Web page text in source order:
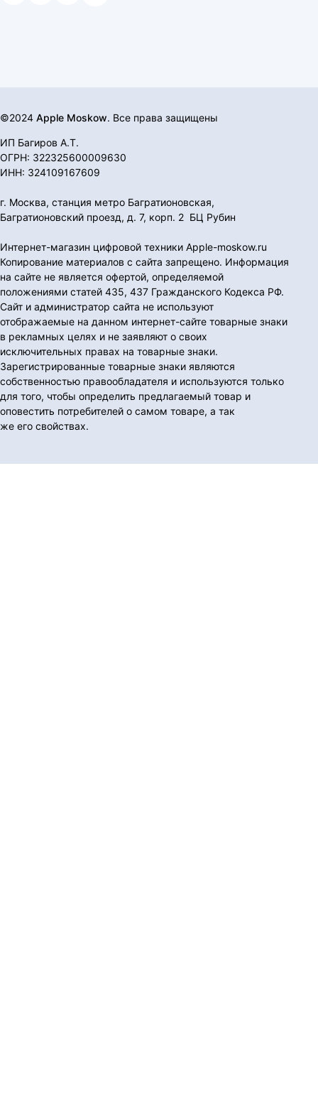
©2024 Apple Moskow. Все права защищены
ИП Багиров А.Т.
ОГРН: 322325600009630
ИНН: 324109167609
г. Москва, станция метро Багратионовская,
Багратионовский проезд, д. 7, корп. 2 БЦ Рубин
Интернет-магазин цифровой техники Apple-moskow.ru
Копирование материалов с сайта запрещено. Информация
на сайте не является офертой, определяемой
положениями статей 435, 437 Гражданского Кодекса РФ.
Сайт и администратор сайта не используют
отображаемые на данном интернет-сайте товарные знаки
в рекламных целях и не заявляют о своих
исключительных правах на товарные знаки.
Зарегистрированные товарные знаки являются
собственностью правообладателя и используются только
для того, чтобы определить предлагаемый товар и
оповестить потребителей о самом товаре, а так
же его свойствах.